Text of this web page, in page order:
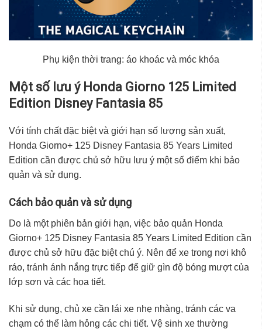
Phụ kiện thời trang: áo khoác và móc khóa
Một số lưu ý Honda Giorno 125 Limited
Edition Disney Fantasia 85
Với tính chất đặc biệt và giới hạn số lượng sản xuất,
Honda Giorno+ 125 Disney Fantasia 85 Years Limited
Edition cần được chủ sở hữu lưu ý một số điểm khi bảo
quản và sử dụng.
Cách bảo quản và sử dụng
Do là một phiên bản giới hạn, việc bảo quản Honda
Giorno+ 125 Disney Fantasia 85 Years Limited Edition cần
được chủ sở hữu đặc biệt chú ý. Nên để xe trong nơi khô
ráo, tránh ánh nắng trực tiếp để giữ gìn độ bóng mượt của
lớp sơn và các họa tiết.
Khi sử dụng, chủ xe cần lái xe nhẹ nhàng, tránh các va
chạm có thể làm hỏng các chi tiết. Vệ sinh xe thường